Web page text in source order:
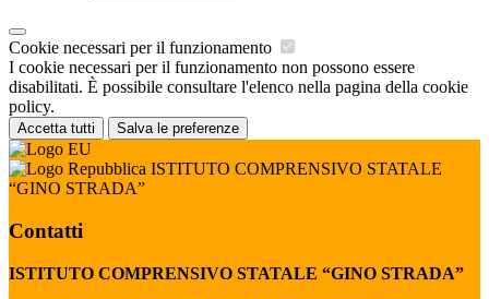
Cookie necessari per il funzionamento
I cookie necessari per il funzionamento non possono essere
disabilitati. È possibile consultare l'elenco nella pagina della cookie
policy.
Accetta tutti Salva le preferenze
ISTITUTO COMPRENSIVO STATALE
“GINO STRADA”
Contatti
ISTITUTO COMPRENSIVO STATALE “GINO STRADA”